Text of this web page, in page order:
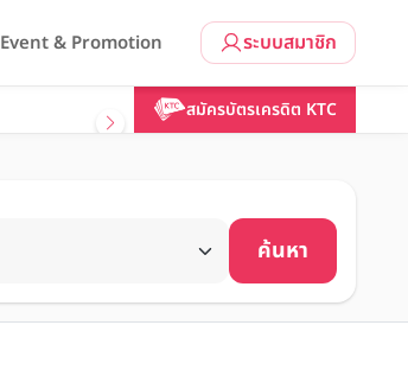
ระบบสมาชิก
Event & Promotion
สมัครบัตรเครดิต KTC
ค้นหา